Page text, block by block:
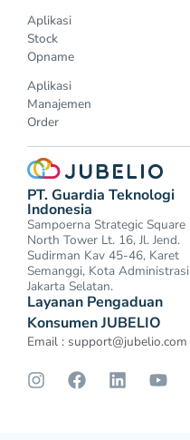
Aplikasi
Stock
Opname
Aplikasi
Manajemen
Order
PT. Guardia Teknologi
Indonesia
Sampoerna Strategic Square
North Tower Lt. 16, Jl. Jend.
Sudirman Kav 45-46, Karet
Semanggi, Kota Administrasi
Jakarta Selatan.
Layanan Pengaduan
Konsumen JUBELIO
Email : support@jubelio.com